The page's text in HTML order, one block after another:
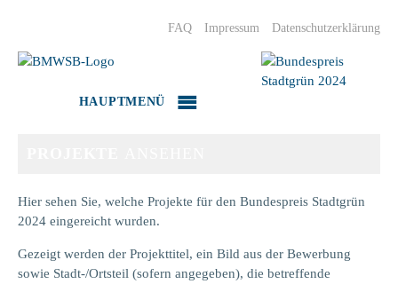
Inhalt
FAQ Impressum Datenschutzerklärung
HAUPTMENÜ
Hier sehen Sie, welche Projekte für den Bundespreis Stadtgrün
2024 eingereicht wurden.
Gezeigt werden der Projekttitel, ein Bild aus der Bewerbung
sowie Stadt-/Ortsteil (sofern angegeben), die betreffende